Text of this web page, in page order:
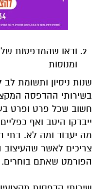
ודאו שהמדפסות
ומנוסות
שנות ניסיון ותשומת
בשירותי ההדפסה
חשוב שכל פרט ופרט
ייבדקו היטב ואף
מה יעבוד ומה לא. בתי
צריכים לאשר שהעיצוב
הפורמט שאתם בוחרים.